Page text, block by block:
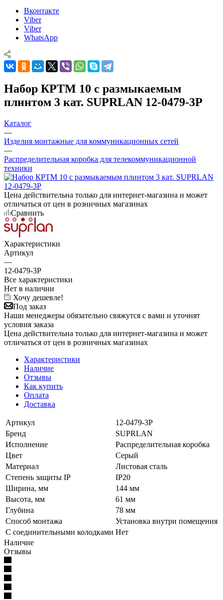
Вконтакте
Viber
Viber
WhatsApp
Набор КРТМ 10 с размыкаемым
плинтом 3 кат. SUPRLAN 12-0479-3Р
Каталог
—
Изделия монтажные для коммуникационных сетей
—
Распределительная коробка для телекоммуникационной
техники
Цена действительна только для интернет-магазина и может
отличаться от цен в розничных магазинах
Сравнить
Характеристики
Артикул
—
12-0479-3Р
Все характеристики
Нет в наличии
Хочу дешевле!
Под заказ
Наши менеджеры обязательно свяжутся с вами и уточнят
условия заказа
Цена действительна только для интернет-магазина и может
отличаться от цен в розничных магазинах
Характеристики
Наличие
Отзывы
Как купить
Оплата
Доставка
Артикул
12-0479-3Р
Бренд
SUPRLAN
Исполнение
Распределительная коробка
Цвет
Серый
Материал
Листовая сталь
Степень защиты IP
IP20
Ширина, мм
144 мм
Высота, мм
61 мм
Глубина
78 мм
Способ монтажа
Установка внутри помещения
С соединительными колодками Нет
Наличие
Отзывы